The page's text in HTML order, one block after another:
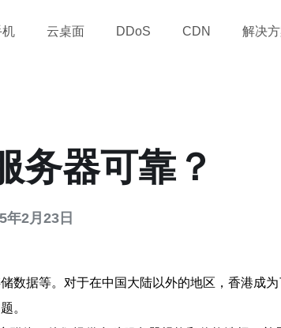
机 云桌面 DDoS CDN 解决
务器可靠？
年2月23日
数据等。对于在中国大陆以外的地区，香港成
。